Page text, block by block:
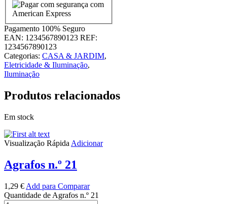
Pagamento 100% Seguro
EAN: 1234567890123 REF:
1234567890123
Categorias: CASA & JARDIM,
Eletricidade & Iluminação,
Iluminação
Produtos relacionados
Em stock
Visualização Rápida Adicionar
Agrafos n.º 21
1,29 € Add para Comparar
Quantidade de Agrafos n.º 21